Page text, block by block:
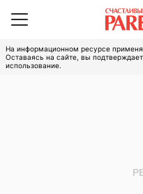
На информационном ресурсе
Оставаясь на сайте, вы
использование.